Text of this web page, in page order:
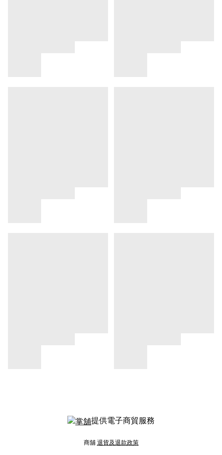
提供電子商貿服務
商舖 退貨及退款政策